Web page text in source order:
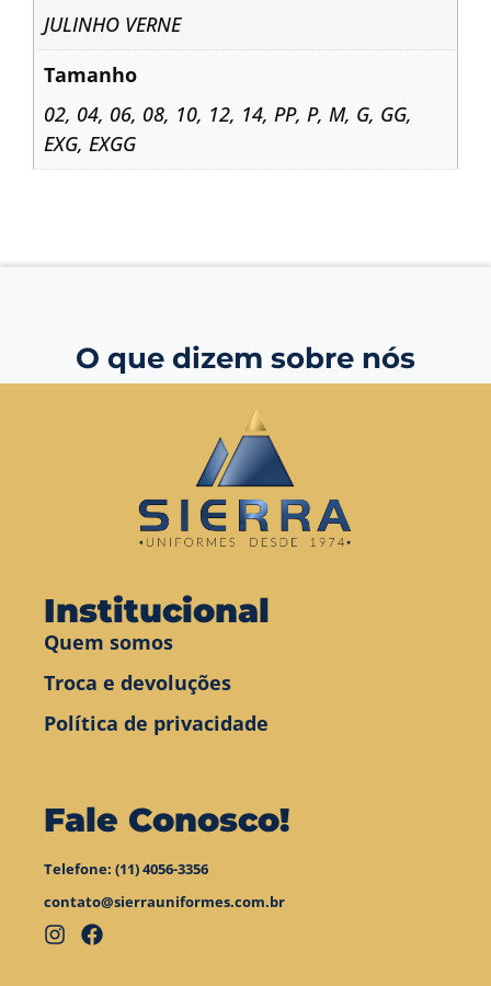
JULINHO VERNE
Tamanho
02, 04, 06, 08, 10, 12, 14, PP, P, M, G, GG,
EXG, EXGG
O que dizem sobre nós
Institucional
Quem somos
Troca e devoluções
Política de privacidade
Fale Conosco!
Telefone: (11) 4056-3356
contato@sierrauniformes.com.br